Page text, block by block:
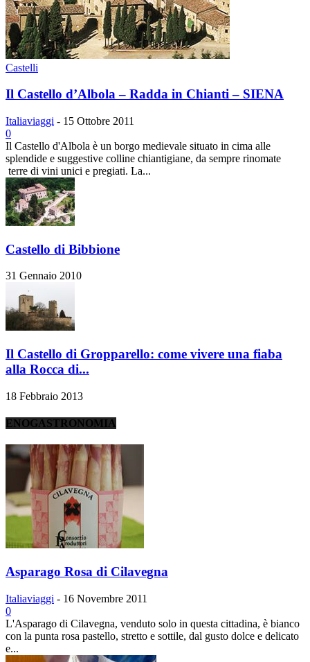
Castelli
Il Castello d’Albola – Radda in Chianti – SIENA
Italiaviaggi - 15 Ottobre 2011
0
Il Castello d'Albola è un borgo medievale situato in cima alle
splendide e suggestive colline chiantigiane, da sempre rinomate
terre di vini unici e pregiati. La...
Castello di Bibbione
31 Gennaio 2010
Il Castello di Gropparello: come vivere una fiaba
alla Rocca di...
18 Febbraio 2013
ENOGASTRONOMIA
Asparago Rosa di Cilavegna
Italiaviaggi - 16 Novembre 2011
0
L'Asparago di Cilavegna, venduto solo in questa cittadina, è bianco
con la punta rosa pastello, stretto e sottile, dal gusto dolce e delicato
e...